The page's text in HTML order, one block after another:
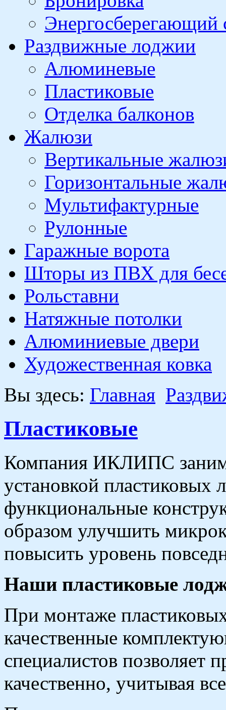
Энергосберегающий
Раздвижные лоджии
Алюминевые
Пластиковые
Отделка балконов
Жалюзи
Вертикальные
Горизонтальные
Мультифактурные
Рулонные
Гаражные ворота
Шторы из ПВХ для
Рольставни
Натяжные потолки
Алюминиевые двери
Художественная ковка
Вы здесь: Главная
Пластиковые
Компания ИКЛИПС
установкой
функциональные
образом улучшить
повысить уровень
Наши пластиковые
При монтаже
качественные
специалистов позволяет
качественно, учитывая